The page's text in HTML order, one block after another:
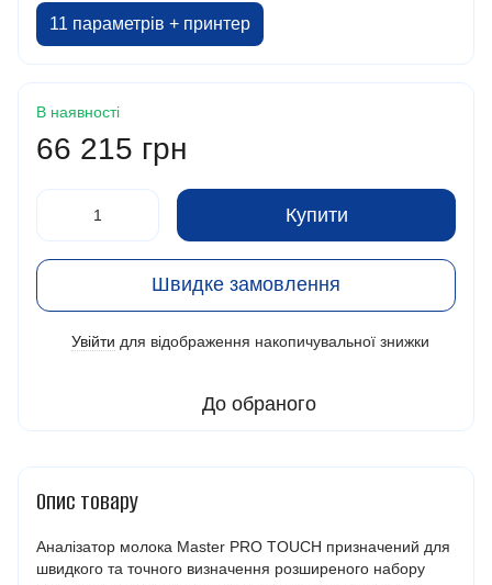
11 параметрів + принтер
В наявності
66 215 грн
Купити
Швидке замовлення
Увійти для відображення накопичувальної знижки
До обраного
Опис товару
Аналізатор молока Master PRO TOUCH призначений для
швидкого та точного визначення розширеного набору